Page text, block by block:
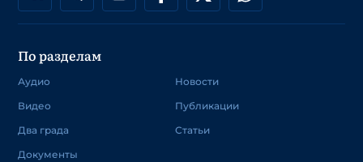
По разделам
Аудио
Видео
Два града
Документы
Новости
Публикации
Статьи